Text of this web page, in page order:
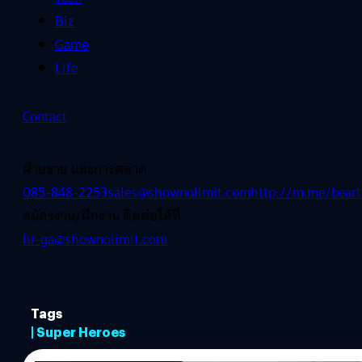
Biz
Game
Life
Contact
ฝ่ายขาย และการตลาด
085-848-2253sales@shownolimit.comhttp://m.me/
สมัครงาน/ฝึกงาน ติดต่อได้ที่
hr-ga@shownolimit.com
Tags
| Super Heroes